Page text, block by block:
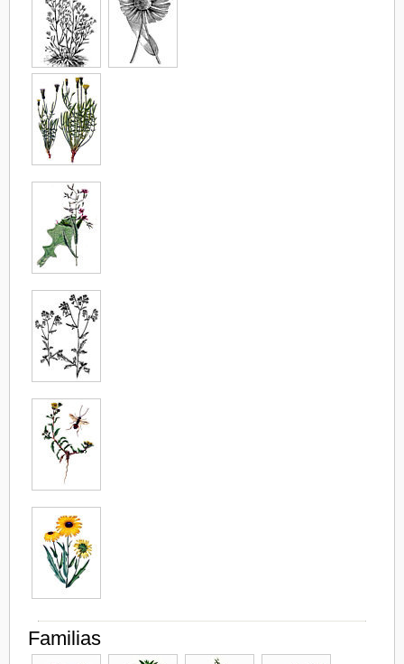
Familias